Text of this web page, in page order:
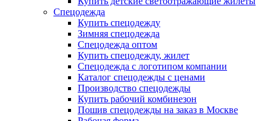
Спецодежда
Купить спецодежду
Зимняя спецодежда
Спецодежда оптом
Купить спецодежду, жилет
Спецодежда с логотипом компании
Каталог спецодежды с ценами
Производство спецодежды
Купить рабочий комбинезон
Пошив спецодежды на заказ в Москве